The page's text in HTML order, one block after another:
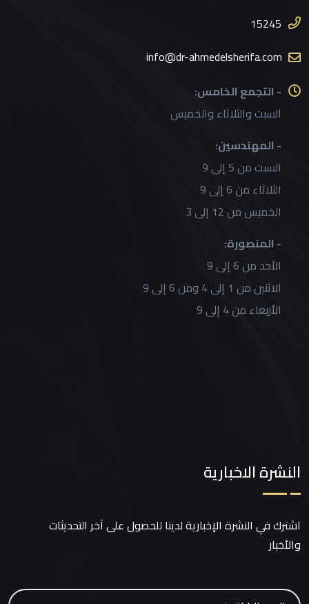
15245
info@dr-ahmedelsherifa.com
- التجمع الخامس:
السبت والثلاثاء والخميس
- المهندسين:
السبت من 5 إلى 9
الثلاثاء من 6 إلى 9
الخميس من 12 إلى 3
- المنصورة:
الأحد من 6 إلى 9
الاثنين من 1 إلى 4 ومن 6 إلى 9
الأربعاء من 4 إلى 9
النشرة الاخبارية
اشترك في النشرة الإخبارية لدينا للحصول على آخر التحديثات
والأخبار